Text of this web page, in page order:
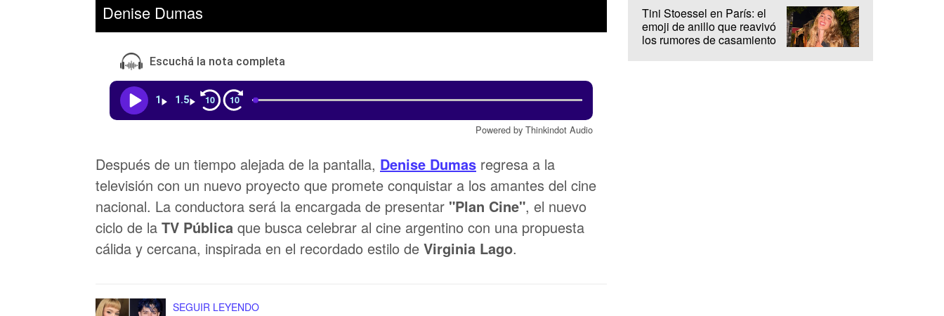
Denise Dumas
Escuchá la nota completa
1 1.5 10 10
Powered by Thinkindot Audio
Después de un tiempo alejada de la pantalla, Denise Dumas regresa a la
televisión con un nuevo proyecto que promete conquistar a los amantes del cine
nacional. La conductora será la encargada de presentar "Plan Cine", el nuevo
ciclo de la TV Pública que busca celebrar al cine argentino con una propuesta
cálida y cercana, inspirada en el recordado estilo de Virginia Lago.
SEGUIR LEYENDO
Tini Stoessel en París: el
emoji de anillo que reavivó
los rumores de casamiento